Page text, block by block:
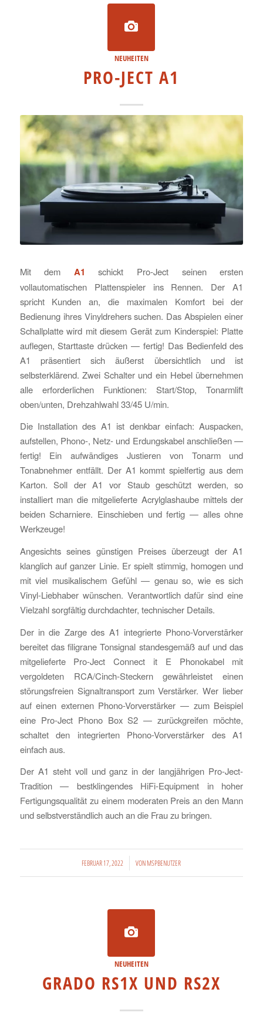
NEUHEITEN
PRO-JECT A1
Mit dem A1 schickt Pro-Ject seinen ersten
vollautomatischen Plattenspieler ins Rennen. Der A1
spricht Kunden an, die maximalen Komfort bei der
Bedienung ihres Vinyldrehers suchen. Das Abspielen einer
Schallplatte wird mit diesem Gerät zum Kinderspiel: Platte
auflegen, Starttaste drücken — fertig! Das Bedienfeld des
A1 präsentiert sich äußerst übersichtlich und ist
selbsterklärend. Zwei Schalter und ein Hebel übernehmen
alle erforderlichen Funktionen: Start/Stop, Tonarmlift
oben/unten, Drehzahlwahl 33/45 U/min.
Die Installation des A1 ist denkbar einfach: Auspacken,
aufstellen, Phono-, Netz- und Erdungskabel anschließen —
fertig! Ein aufwändiges Justieren von Tonarm und
Tonabnehmer entfällt. Der A1 kommt spielfertig aus dem
Karton. Soll der A1 vor Staub geschützt werden, so
installiert man die mitgelieferte Acrylglashaube mittels der
beiden Scharniere. Einschieben und fertig — alles ohne
Werkzeuge!
Angesichts seines günstigen Preises überzeugt der A1
klanglich auf ganzer Linie. Er spielt stimmig, homogen und
mit viel musikalischem Gefühl — genau so, wie es sich
Vinyl-Liebhaber wünschen. Verantwortlich dafür sind eine
Vielzahl sorgfältig durchdachter, technischer Details.
Der in die Zarge des A1 integrierte Phono-Vorverstärker
bereitet das filigrane Tonsignal standesgemäß auf und das
mitgelieferte Pro-Ject Connect it E Phonokabel mit
vergoldeten RCA/Cinch-Steckern gewährleistet einen
störungsfreien Signaltransport zum Verstärker. Wer lieber
auf einen externen Phono-Vorverstärker — zum Beispiel
eine Pro-Ject Phono Box S2 — zurückgreifen möchte,
schaltet den integrierten Phono-Vorverstärker des A1
einfach aus.
Der A1 steht voll und ganz in der langjährigen Pro-Ject-
Tradition — bestklingendes HiFi-Equipment in hoher
Fertigungsqualität zu einem moderaten Preis an den Mann
und selbstverständlich auch an die Frau zu bringen.
FEBRUAR 17, 2022
/ VONMSPBENUTZER
NEUHEITEN
GRADO RS1X UND RS2X